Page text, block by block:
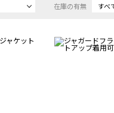
在庫の有無 すべ